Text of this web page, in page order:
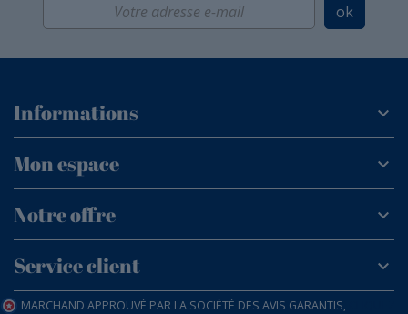
ok
Informations
Mon espace
Notre offre
Service client
MARCHAND APPROUVÉ PAR LA SOCIÉTÉ DES AVIS GARANTIS,